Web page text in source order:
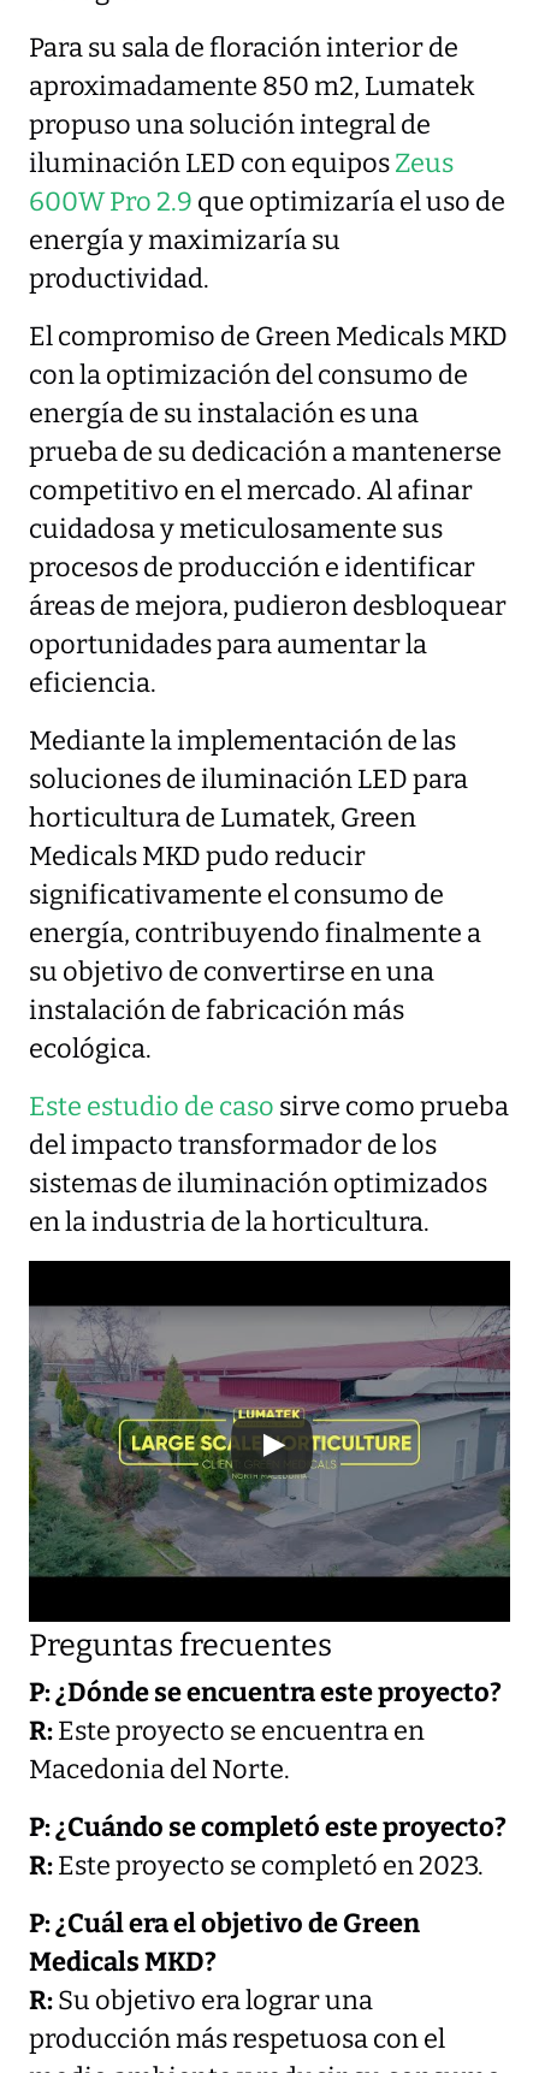
Para su sala de floración interior de
aproximadamente 850 m2, Lumatek
propuso una solución integral de
iluminación LED con equiposZeus
600W Pro 2.9 que optimizaría el uso de
energía y maximizaría su
productividad.
El compromiso de Green Medicals MKD
con la optimización del consumo de
energía de su instalación es una
prueba de su dedicación a mantenerse
competitivo en el mercado. Al afinar
cuidadosa y meticulosamente sus
procesos de producción e identificar
áreas de mejora, pudieron desbloquear
oportunidades para aumentar la
eficiencia.
Mediante la implementación de las
soluciones de iluminación LED para
horticultura de Lumatek, Green
Medicals MKD pudo reducir
significativamente el consumo de
energía, contribuyendo finalmente a
su objetivo de convertirse en una
instalación de fabricación más
ecológica.
Este estudio de caso sirve como prueba
del impacto transformador de los
sistemas de iluminación optimizados
en la industria de la horticultura.
Preguntas frecuentes
P: ¿Dónde se encuentra este proyecto?
R:Este proyecto se encuentra en
Macedonia del Norte.
P: ¿Cuándo se completó este proyecto?
R:Este proyecto se completó en 2023.
P: ¿Cuál era el objetivo de Green
Medicals MKD?
R:Su objetivo era lograr una
producción más respetuosa con el